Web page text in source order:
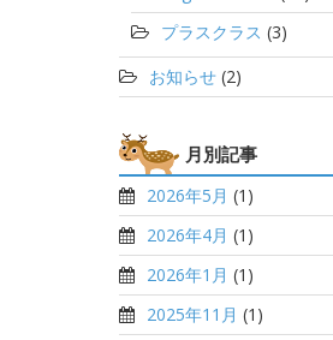
プラスクラス (3)
お知らせ (2)
月別記事
2026年5月 (1)
2026年4月 (1)
2026年1月 (1)
2025年11月 (1)